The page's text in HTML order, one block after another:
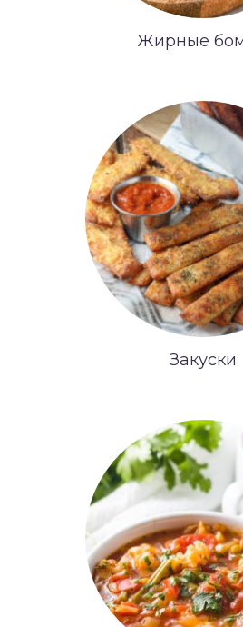
Жирные
Закуски